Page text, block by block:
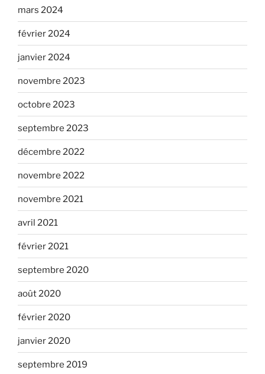
mars 2024
février 2024
janvier 2024
novembre 2023
octobre 2023
septembre 2023
décembre 2022
novembre 2022
novembre 2021
avril 2021
février 2021
septembre 2020
août 2020
février 2020
janvier 2020
septembre 2019